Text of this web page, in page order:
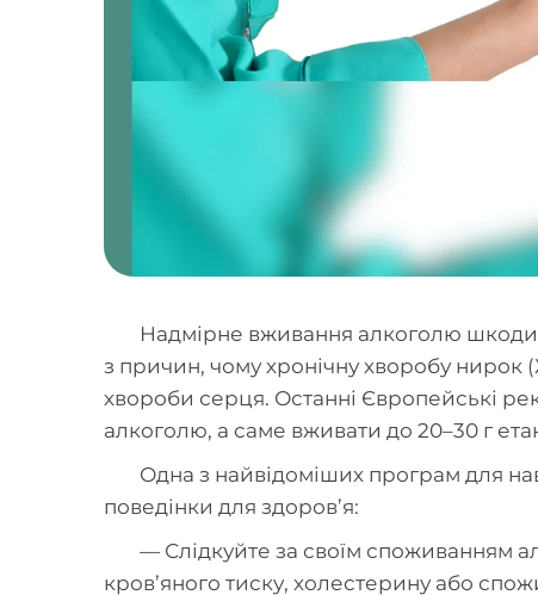
Надмірне вживання алкоголю
з причин, чому хронічну хворобу нирок
хвороби серця. Останні Європейські
алкоголю, а саме вживати до 20–30 г
Одна з найвідоміших програм для
поведінки для здоров’я:
— Слідкуйте за своїм споживанням
кров’яного тиску, холестерину або